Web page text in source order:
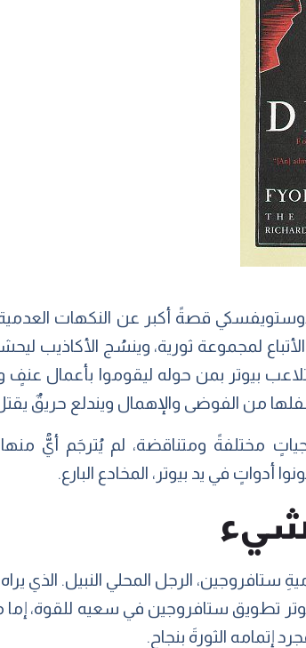
قصةً أكبر عن النكهات العدمية
لمجموعة ثورية، وينسُج الأكاذيب
بيوتر بمن حوله ليقوموا بأعمال
من الفوضى والإهمال ويندلع حريقٌ
مختلفةً ومتناقضة، لم يُترجَم
أدواتٍ في يد بيوتر، المخادع البارع.
ستافروجين، الرجل المحلي النبيل. الذي
تطويق ستافروجين في سعيه للقوة،
إتمامه الثورةَ بنجاح.